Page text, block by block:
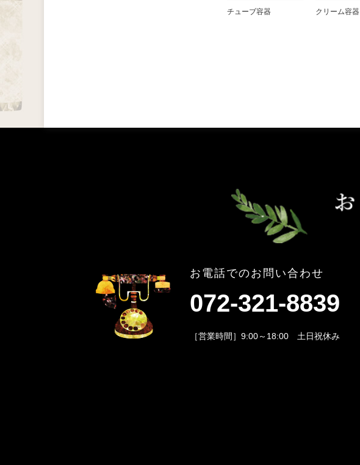
チューブ容器 クリーム容器
お電話でのお問い合わせ
072-321-8839
［営業時間］9:00～18:00 土日祝休み